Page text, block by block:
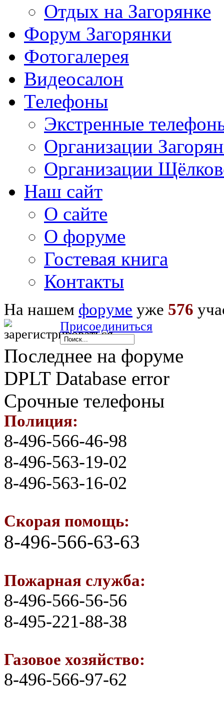
Отдых на Загорянке
Форум Загорянки
Фотогалерея
Видеосалон
Телефоны
Экстренные
Организации
Организации
Наш сайт
О сайте
О форуме
Гостевая книга
Контакты
На нашем форуме уже 576
Присоединиться
Последнее на форуме
DPLT Database error
Срочные телефоны
Полиция:
8-496-566-46-98
8-496-563-19-02
8-496-563-16-02
Скорая помощь:
8-496-566-63-63
Пожарная служба:
8-496-566-56-56
8-495-221-88-38
Газовое хозяйство:
8-496-566-97-62